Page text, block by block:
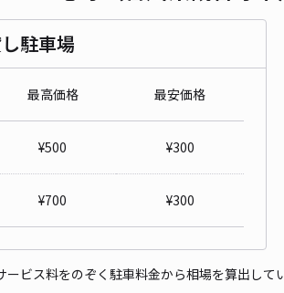
駐車場
最高価格 最安価格
¥500 ¥300
¥700 ¥300
ービス料をのぞく駐車料金から相場を算出して